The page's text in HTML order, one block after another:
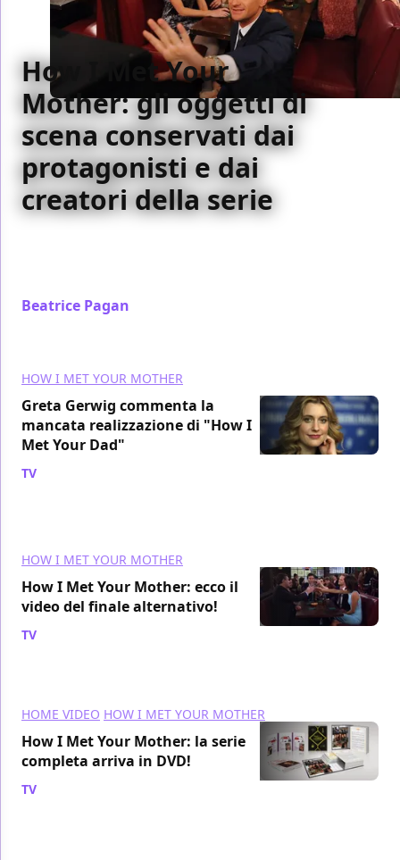
How I Met Your
Mother: gli oggetti di
scena conservati dai
protagonisti e dai
creatori della serie
Beatrice Pagan
HOW I MET YOUR MOTHER
Greta Gerwig commenta la
mancata realizzazione di "How I
Met Your Dad"
TV
HOW I MET YOUR MOTHER
How I Met Your Mother: ecco il
video del finale alternativo!
TV
HOME VIDEO HOW I MET YOUR MOTHER
How I Met Your Mother: la serie
completa arriva in DVD!
TV